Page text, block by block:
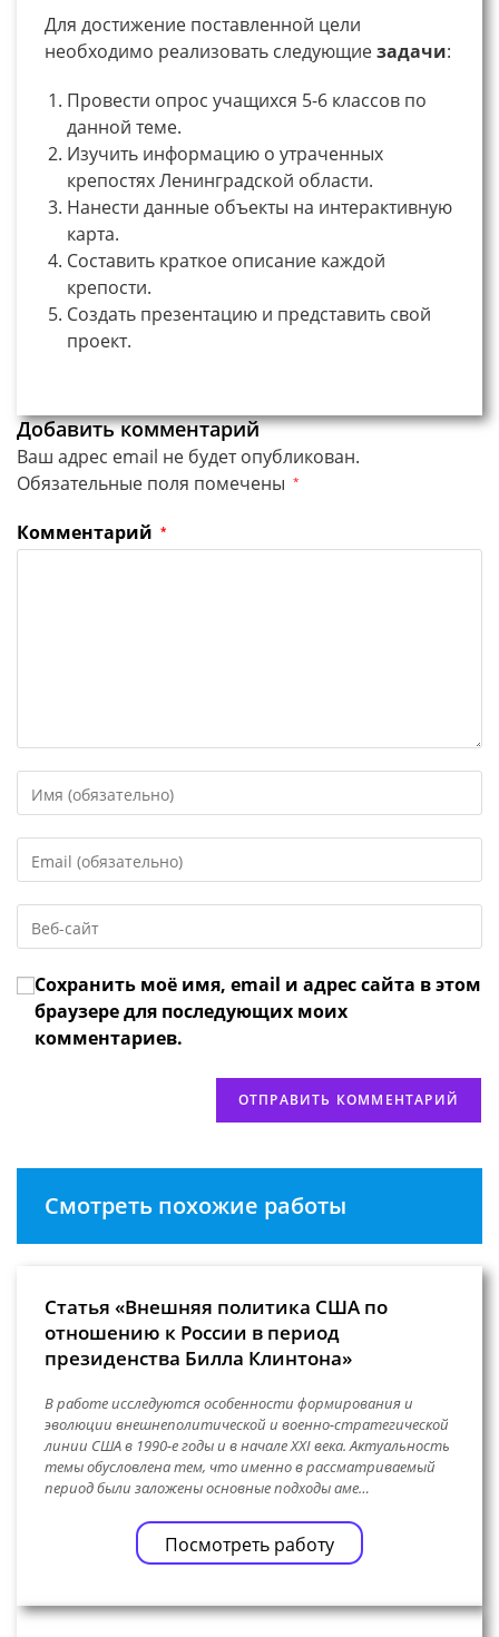
Для достижение поставленной цели
необходимо реализовать следующиезадачи:
Провести опрос учащихся 5-6 классов по
данной теме.
Изучить информацию о утраченных
крепостях Ленинградской области.
Нанести данные объекты на интерактивную
карта.
Составить краткое описание каждой
крепости.
Создать презентацию и представить свой
проект.
Добавить комментарий
Ваш адрес email не будет опубликован.
Обязательные поля помечены *
Комментарий *
свое
или
имя
чтобы
прокомментировать
свой
адрес,
чтобы
URL
веб-
сайта
(необязательно)
Сохранить моё имя, email и адрес сайта в этом
браузере для последующих моих
комментариев.
Смотреть похожие работы
Статья «Внешняя политика США по
отношению к России в период
президенства Билла Клинтона»
В работе исследуются особенности формирования и
эволюции внешнеполитической и военно-стратегической
линии США в 1990-е годы и в начале XXI века. Актуальность
темы обусловлена тем, что именно в рассматриваемый
период были заложены основные подходы аме…
Посмотреть работу